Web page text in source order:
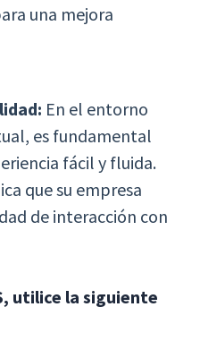
una mejora
En el entorno
es fundamental
fácil y fluida.
que su empresa
de interacción con
utilice la siguiente